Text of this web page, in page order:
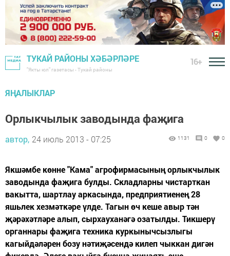
ТУКАЙ РАЙОНЫ ХӘБӘРЛӘРЕ
"Якты юл" газетасы - Тукай районы
16+
ЯҢАЛЫКЛАР
Орлыкчылык заводында фаҗига
автор, 24 июль 2013 - 07:25 1131 0 0
Якшәмбе көнне "Кама" агрофирмасының орлыкчылык
заводында фаҗига булды. Складларны чистарткан
вакытта, шартлау аркасында, предприятиенең 28
яшьлек хезмәткәре үлде. Тагын өч кеше авыр тән
җәрәхәтләре алып, сырхауханәгә озатылды. Тикшерү
органнары фаҗига техника куркынычсызлыгы
кагыйдәләрен бозу нәтиҗәсендә килеп чыккан дигән